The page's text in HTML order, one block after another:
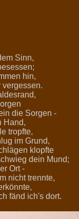
Sinn,
hin,
vergessen.
die Sorgen -
Hand,
tropfte,
im Grund,
klopfte
dein Mund;
Ort -
nicht trennte,
fänd ich's dort.